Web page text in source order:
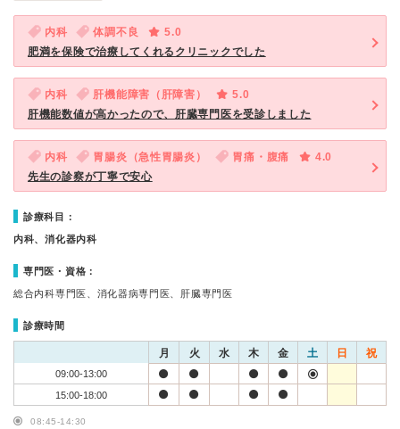
内科 体調不良
5.0
肥満を保険で治療してくれるクリニックでした
内科 肝機能障害（肝障害）
5.0
肝機能数値が高かったので、肝臓専門医を受診しました
内科 胃腸炎（急性胃腸炎） 胃痛・腹痛
4.0
先生の診察が丁寧で安心
診療科目：
内科、消化器内科
専門医・資格：
総合内科専門医、消化器病専門医、肝臓専門医
診療時間
月 火 水 木 金 土 日 祝
09:00-13:00
15:00-18:00
08:45-14:30